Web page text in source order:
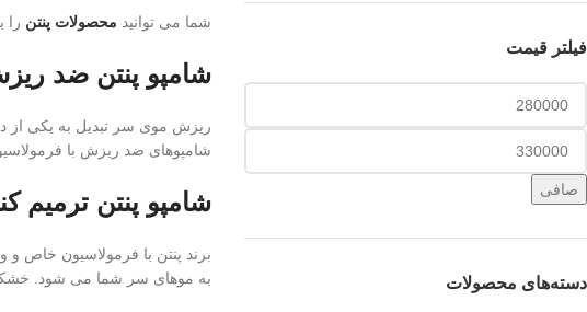
فیلتر قیمت
صافی
دسته‌های محصولات
شما می توانید محصولات پنتن را
شامپو پنتن ضد
ریزش موی سر تبدیل به یکی از
شامپوهای ضد ریزش با
شامپو پنتن ترمیم
برند پنتن با فرمولاسیون خاص
به موهای سر شما می شود.